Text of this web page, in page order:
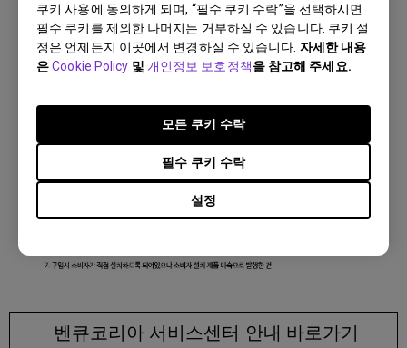
쿠키 사용에 동의하게 되며, “필수 쿠키 수락”을 선택하시면
필수 쿠키를 제외한 나머지는 거부하실 수 있습니다. 쿠키 설
정은 언제든지 이곳에서 변경하실 수 있습니다. 자세한 내용
은Cookie Policy 및 개인정보 보호정책을 참고해 주세요.
설정
필수 쿠키 수락
모든 쿠키 수락
벤큐코리아 서비스센터 안내 바로가기